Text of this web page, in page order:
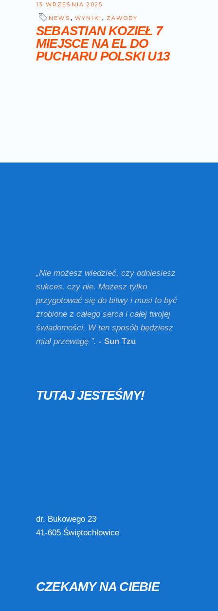
13 WRZEŚNIA 2025
NEWS , WYNIKI , ZAWODY
SEBASTIAN KOZIEŁ 7
MIEJSCE NA EL DO
PUCHARU POLSKI U13
„Nie możesz wiedzieć, czy odniesiesz
sukces, czy nie. Możesz tylko
przygotować się do bitwy i musi to być
zrobione z całego serca i całej twojej
świadomości. W ten sposób będziesz
miał przewagę ”. - Sun Tzu
TUTAJ JESTEŚMY!
dr. Bukowego 23
41-605 Świętochłowice
CZEKAMY NA CIEBIE